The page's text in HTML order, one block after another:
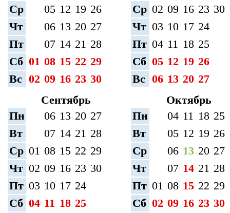
Ср
05 12 19 26
Чт
06 13 20 27
Пт
07 14 21 28
Сб 01 08 15 22 29
Вс 02 09 16 23 30
Ср 02 09 16 23 30
Чт 03 10 17 24
Пт 04 11 18 25
Сб 05 12 19 26
Вс 06 13 20 27
Сентябрь
Пн
06 13 20 27
Вт
07 14 21 28
Ср 01 08 15 22 29
Чт 02 09 16 23 30
Пт 03 10 17 24
Сб 04 11 18 25
Октябрь
Пн
04 11 18 25
Вт
05 12 19 26
Ср
06 13 20 27
Чт
07 14 21 28
Пт 01 08 15 22 29
Сб 02 09 16 23 30